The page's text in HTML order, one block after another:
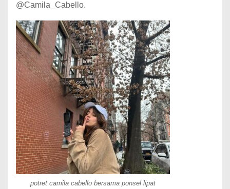
@Camila_Cabello.
potret camila cabello bersama ponsel lipat